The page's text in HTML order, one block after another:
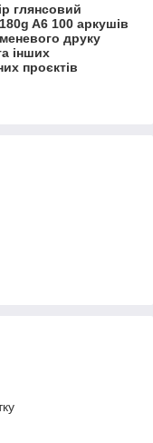
глянсовий
A6 100 аркушів
друку
інших
проєктів